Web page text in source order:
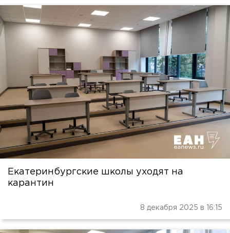
Екатеринбургские школы уходят на
карантин
8 декабря 2025 в 16:15